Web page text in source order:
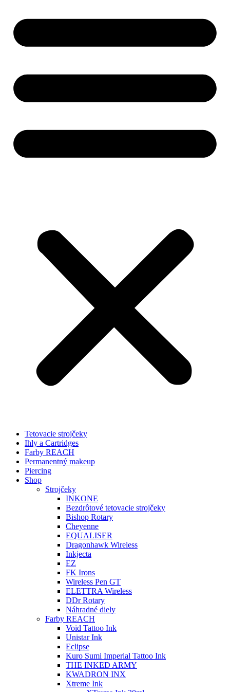
Tetovacie strojčeky
Ihly a Cartridges
Farby REACH
Permanentný makeup
Piercing
Shop
Strojčeky
INKONE
Bezdrôtové tetovacie strojčeky
Bishop Rotary
Cheyenne
EQUALISER
Dragonhawk Wireless
Inkjecta
EZ
FK Irons
Wireless Pen GT
ELETTRA Wireless
DDr Rotary
Náhradné diely
Farby REACH
Void Tattoo Ink
Unistar Ink
Eclipse
Kuro Sumi Imperial Tattoo Ink
THE INKED ARMY
KWADRON INX
Xtreme Ink